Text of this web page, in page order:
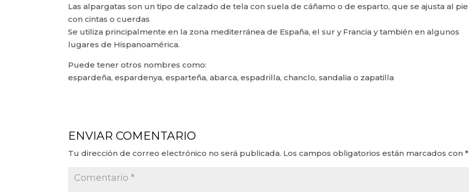
Las alpargatas son un tipo de calzado de tela con suela de cáñamo o de esparto, que se ajusta al pie
con cintas o cuerdas
Se utiliza principalmente en la zona mediterránea de España, el sur y Francia y también en algunos
lugares de Hispanoamérica.
Puede tener otros nombres como:
espardeña, espardenya, esparteña, abarca, espadrilla, chanclo, sandalia o zapatilla
ENVIAR COMENTARIO
Tu dirección de correo electrónico no será publicada. Los campos obligatorios están marcados con*